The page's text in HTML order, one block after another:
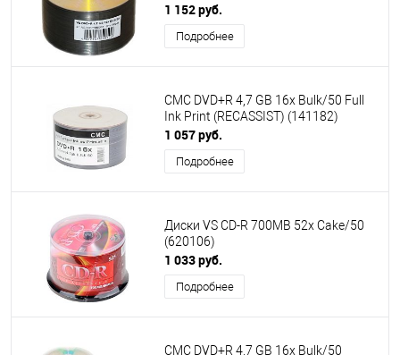
1 152 руб.
Подробнее
CMC DVD+R 4,7 GB 16x Bulk/50 Full
Ink Print (RECASSIST) (141182)
1 057 руб.
Подробнее
Диски VS CD-R 700MB 52x Cake/50
(620106)
1 033 руб.
Подробнее
CMC DVD+R 4,7 GB 16x Bulk/50